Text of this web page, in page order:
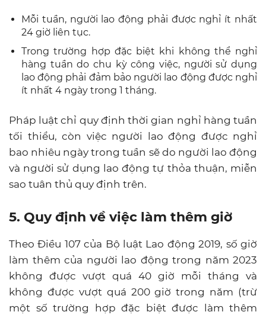
Mỗi tuần, người lao động phải được nghỉ ít nhất
24 giờ liên tục.
Trong trường hợp đặc biệt khi không thể nghỉ
hàng tuần do chu kỳ công việc, người sử dụng
lao động phải đảm bảo người lao động được nghỉ
ít nhất 4 ngày trong 1 tháng.
Pháp luật chỉ quy định thời gian nghỉ hàng tuần
tối thiểu, còn việc người lao động được nghỉ
bao nhiêu ngày trong tuần sẽ do người lao động
và người sử dụng lao động tự thỏa thuận, miễn
sao tuân thủ quy định trên.
5. Quy định về việc làm thêm giờ
Theo Điều 107 của Bộ luật Lao động 2019, số giờ
làm thêm của người lao động trong năm 2023
không được vượt quá 40 giờ mỗi tháng và
không được vượt quá 200 giờ trong năm (trừ
một số trường hợp đặc biệt được làm thêm